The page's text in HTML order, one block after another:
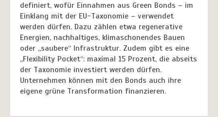
definiert, wofür Einnahmen aus Green Bonds – im
Einklang mit der EU-Taxonomie – verwendet
werden dürfen. Dazu zählen etwa regenerative
Energien, nachhaltiges, klimaschonendes Bauen
oder „saubere“ Infrastruktur. Zudem gibt es eine
„Flexibility Pocket“: maximal 15 Prozent, die abseits
der Taxonomie investiert werden dürfen.
Unternehmen können mit den Bonds auch ihre
eigene grüne Transformation finanzieren.